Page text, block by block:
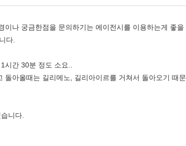
나 궁금한점을 문의하기는 에이전시를 이용하는게 좋을
다.
간 30분 정도 소요..
아올때는 길리메노, 길리아이르를 거쳐서 돌아오기 때문
니다.